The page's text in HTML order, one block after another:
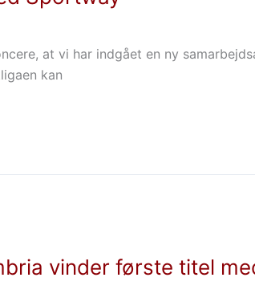
at vi har indgået en ny
kan
vinder første titel